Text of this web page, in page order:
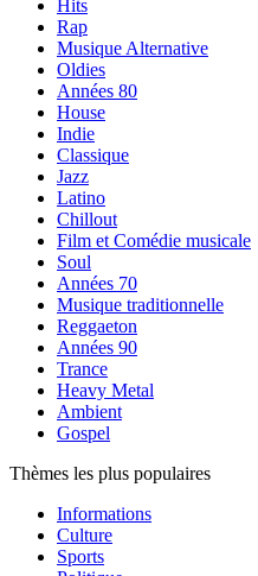
Hits
Rap
Musique Alternative
Oldies
Années 80
House
Indie
Classique
Jazz
Latino
Chillout
Film et Comédie musicale
Soul
Années 70
Musique traditionnelle
Reggaeton
Années 90
Trance
Heavy Metal
Ambient
Gospel
Thèmes les plus populaires
Informations
Culture
Sports